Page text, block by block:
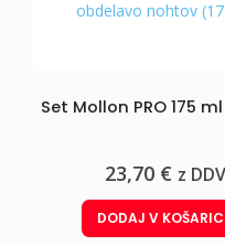
Set Mollon PRO 175
23,70 € z DDV
DODAJ V